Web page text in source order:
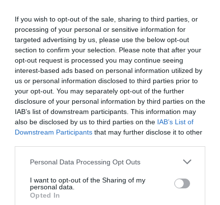
If you wish to opt-out of the sale, sharing to third parties, or
processing of your personal or sensitive information for
targeted advertising by us, please use the below opt-out
section to confirm your selection. Please note that after your
opt-out request is processed you may continue seeing
interest-based ads based on personal information utilized by
us or personal information disclosed to third parties prior to
your opt-out. You may separately opt-out of the further
disclosure of your personal information by third parties on the
IAB’s list of downstream participants. This information may
also be disclosed by us to third parties on the IAB’s List of
Downstream Participants that may further disclose it to other
Please note that this website/app uses one or more Google
not limited to your visit or usage behaviour. You may click to
grant or deny consent to Google and its third-party tags to
use your data for below specified purposes in below Google
Personal Data Processing Opt Outs
I want to opt-out of the Sharing of my
personal data.
Opted In
hanyatlásának ütemét és csökkenteni a demencia
kockázatát.
A demencia a világ egyik legnagyobb közegészségügyi
veszélye.
A betegséggel élők száma az előrejelzések szerint 2050-
re világszerte csaknem megháromszorozódik, és 153
millióra emelkedik. Szakértők szerint a betegség minden
közösségben, országban és kontinensen jelentős és
gyorsan növekvő fenyegetést jelent a jövőbeli
egészségügyi és szociális ellátórendszerekre.
Megosztás: Facebook Twitter Pinterest
Címkék: egészség,megelőzés ,időskor demencia
Korábbi bejegyzések